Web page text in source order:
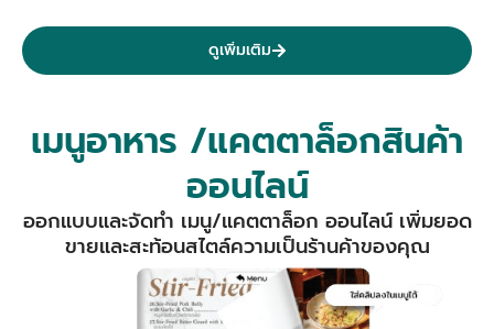
ดูเพิ่มเติม
เมนูอาหาร /แคตตาล็อกสินค้า
ออนไลน์
ออกแบบและจัดทำ เมนู/แคตตาล็อก ออนไลน์ เพิ่มยอด
ขายและสะท้อนสไตล์ความเป็นร้านค้าของคุณ